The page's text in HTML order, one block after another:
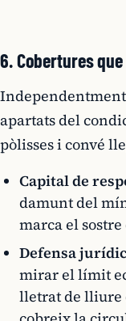
6. Cobertures
apartats del
pòlisses i convé
Capital de
damunt del
marca el
Defensa
mirar el límit
lletrat de lliure